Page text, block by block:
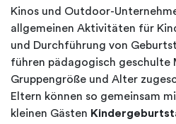
Kinos und Outdoor-
allgemeinen Aktivitäten für
und Durchführung von
führen pädagogisch geschulte
Gruppengröße und Alter
Eltern können so gemeinsam
kleinen Gästen